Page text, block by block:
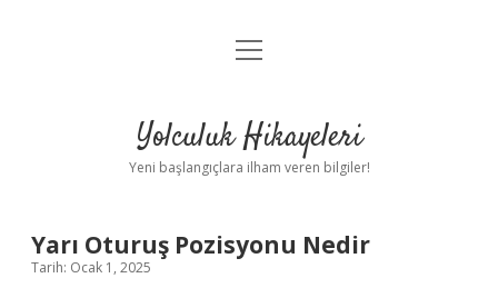
Anasayfa
Yasal Uyarı
menüyü
Yolculuk Hikayeleri
Yeni başlangıçlara ilham veren bilgiler!
Yarı Oturuş Pozisyonu Nedir
Tarih: Ocak 1, 2025